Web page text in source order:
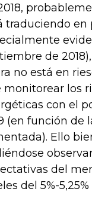
traduciendo en
de
no está en
monitorear los
con el
(en función de
Ello
del
del 5%-